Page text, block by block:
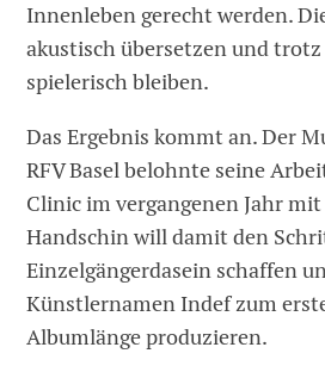
Innenleben gerecht werden.
akustisch übersetzen und
spielerisch bleiben.
Das Ergebnis kommt an. Der
RFV Basel belohnte seine
Clinic im vergangenen Jahr
Handschin will damit den
Einzelgängerdasein schaffen
Künstlernamen Indef zum
Albumlänge produzieren.